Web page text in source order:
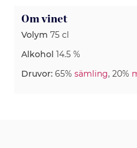
Om vinet
Volym 75 cl
Alkohol 14.5 %
Druvor: 65% sämling, 20%